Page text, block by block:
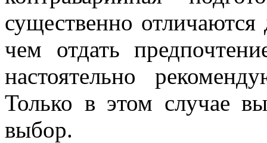
существенно
чем отдать
настоятельно
Только в этом случае
выбор.